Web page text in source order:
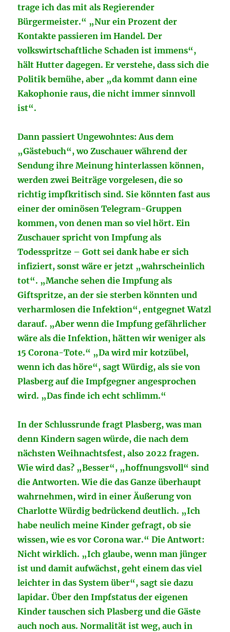
trage ich das mit als Regierender
Bürgermeister.“ „Nur ein Prozent der
Kontakte passieren im Handel. Der
volkswirtschaftliche Schaden ist immens“,
hält Hutter dagegen. Er verstehe, dass sich die
Politik bemühe, aber „da kommt dann eine
Kakophonie raus, die nicht immer sinnvoll
ist“.
Dann passiert Ungewohntes: Aus dem
„Gästebuch“, wo Zuschauer während der
Sendung ihre Meinung hinterlassen können,
werden zwei Beiträge vorgelesen, die so
richtig impfkritisch sind. Sie könnten fast aus
einer der ominösen Telegram-Gruppen
kommen, von denen man so viel hört. Ein
Zuschauer spricht von Impfung als
Todesspritze – Gott sei dank habe er sich
infiziert, sonst wäre er jetzt „wahrscheinlich
tot“. „Manche sehen die Impfung als
Giftspritze, an der sie sterben könnten und
verharmlosen die Infektion“, entgegnet Watzl
darauf. „Aber wenn die Impfung gefährlicher
wäre als die Infektion, hätten wir weniger als
15 Corona-Tote.“ „Da wird mir kotzübel,
wenn ich das höre“, sagt Würdig, als sie von
Plasberg auf die Impfgegner angesprochen
wird. „Das finde ich echt schlimm.“
In der Schlussrunde fragt Plasberg, was man
denn Kindern sagen würde, die nach dem
nächsten Weihnachtsfest, also 2022 fragen.
Wie wird das? „Besser“, „hoffnungsvoll“ sind
die Antworten. Wie die das Ganze überhaupt
wahrnehmen, wird in einer Äußerung von
Charlotte Würdig bedrückend deutlich. „Ich
habe neulich meine Kinder gefragt, ob sie
wissen, wie es vor Corona war.“ Die Antwort:
Nicht wirklich. „Ich glaube, wenn man jünger
ist und damit aufwächst, geht einem das viel
leichter in das System über“, sagt sie dazu
lapidar. Über den Impfstatus der eigenen
Kinder tauschen sich Plasberg und die Gäste
auch noch aus. Normalität ist weg, auch in